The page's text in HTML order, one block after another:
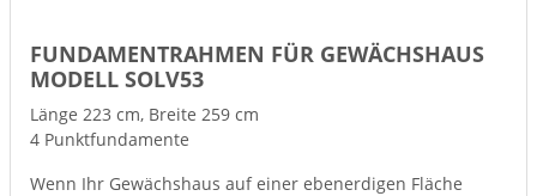
FUNDAMENTRAHMEN FÜR GEWÄCHSHAUS
MODELL SOLV53
Länge 223 cm, Breite 259 cm
4 Punktfundamente
Wenn Ihr Gewächshaus auf einer ebenerdigen Fläche